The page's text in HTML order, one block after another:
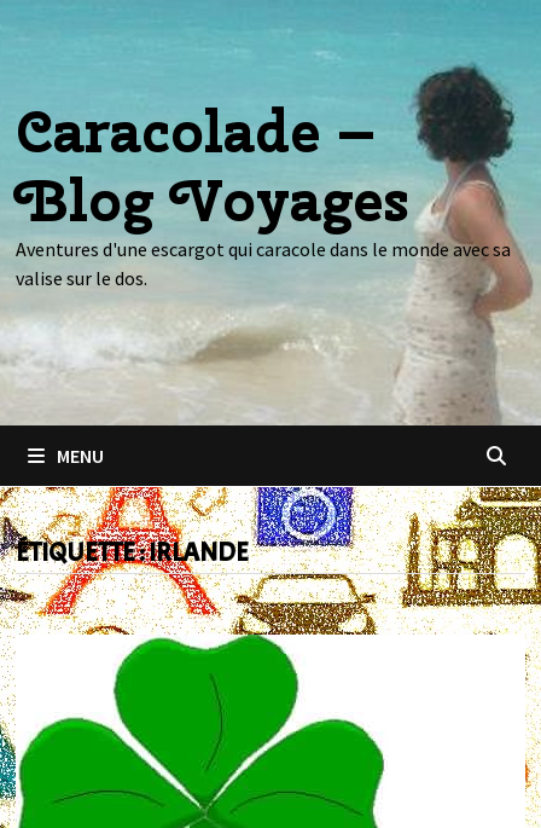
Caracolade –
Blog Voyages
Aventures d'une escargot qui caracole dans le monde avec sa
valise sur le dos.
MENU
ÉTIQUETTE :IRLANDE